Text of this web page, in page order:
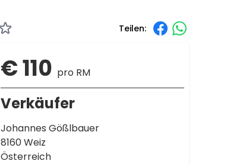
Teilen:
€ 110 pro RM
Verkäufer
Johannes Gößlbauer
8160 Weiz
Österreich